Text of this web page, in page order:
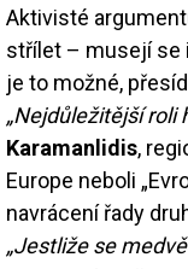
Aktivisté
střílet – musejí se
je to možné,
„Nejdůležitější roli
Karamanlidis,
Europe neboli
navrácení řady
„Jestliže se